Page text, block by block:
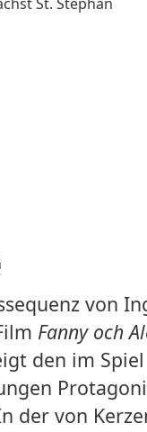
von
Fanny och
den im Spiel
der von